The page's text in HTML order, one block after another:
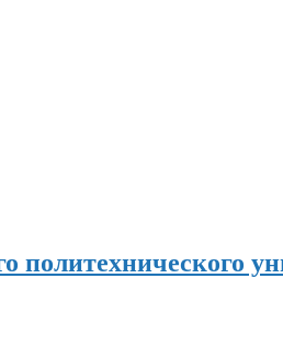
политехнического